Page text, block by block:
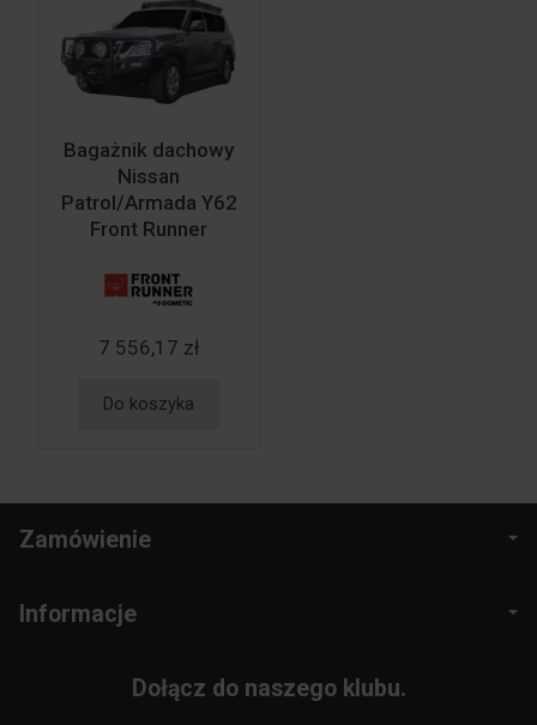
Bagażnik dachowy
Nissan
Patrol/Armada Y62
Front Runner
7 556,17 zł
Do koszyka
Zamówienie
Informacje
Dołącz do naszego klubu.